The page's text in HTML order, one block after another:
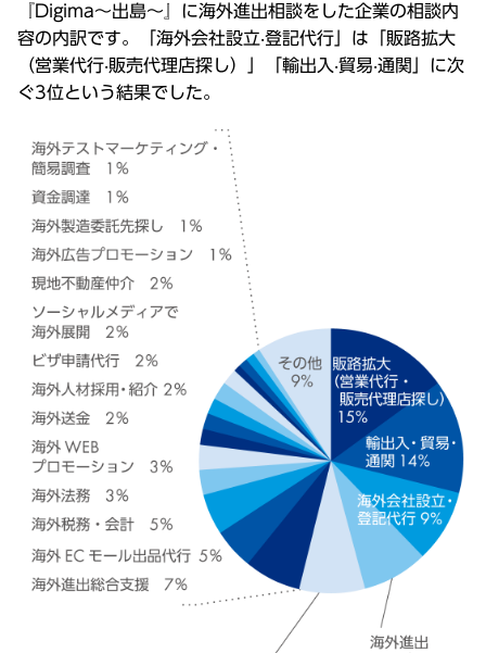
『Digima〜出島〜』に海外進出相談をした企業の相談内
容の内訳です。「海外会社設⽴‧登記代⾏」は「販路拡⼤
（営業代⾏‧販売代理店探し）」「輸出⼊‧貿易‧通関」に次
ぐ3位という結果でした。